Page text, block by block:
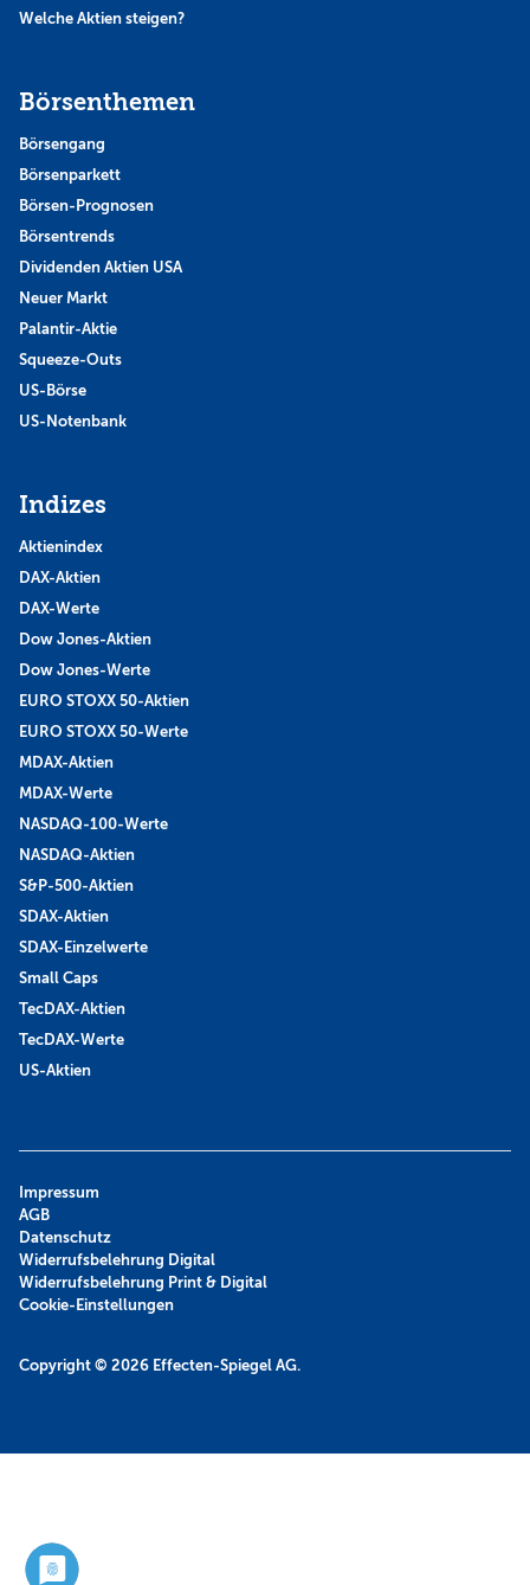
Welche Aktien steigen?
Börsenthemen
Börsengang
Börsenparkett
Börsen-Prognosen
Börsentrends
Dividenden Aktien USA
Neuer Markt
Palantir-Aktie
Squeeze-Outs
US-Börse
US-Notenbank
Indizes
Aktienindex
DAX-Aktien
DAX-Werte
Dow Jones-Aktien
Dow Jones-Werte
EURO STOXX 50-Aktien
EURO STOXX 50-Werte
MDAX-Aktien
MDAX-Werte
NASDAQ-100-Werte
NASDAQ-Aktien
S&P-500-Aktien
SDAX-Aktien
SDAX-Einzelwerte
Small Caps
TecDAX-Aktien
TecDAX-Werte
US-Aktien
Copyright © 2026 Effecten-Spiegel AG.
Impressum
AGB
Datenschutz
Widerrufsbelehrung Digital
Widerrufsbelehrung Print & Digital
Cookie-Einstellungen